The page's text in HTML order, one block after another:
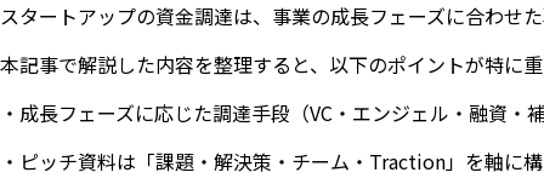
スタートアップの資金調達は、事業の成長フェーズに合わせ
本記事で解説した内容を整理すると、以下のポイントが特に
・成長フェーズに応じた調達手段（VC・エンジェル・融資・
・ピッチ資料は「課題・解決策・チーム・Traction」を軸に